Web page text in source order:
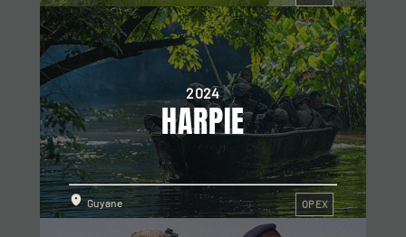
2024
HARPIE
Guyane OPEX